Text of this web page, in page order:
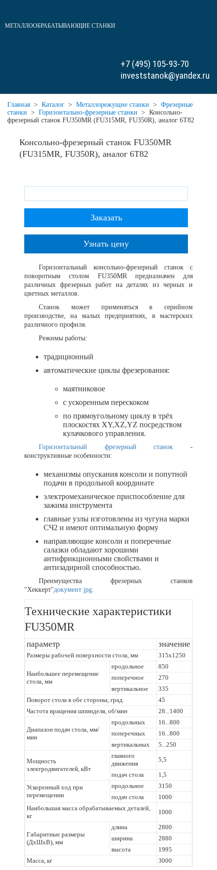
МЕТАЛЛООБРАБАТЫВАЮЩИЕ СТАНКИ
+7 (495) 105-93-70
investstanok@yandex.ru
Главная > Каталог > Металлорежущие станки > Фрезерные
станки > Горизонтально-фрезерные станки > Консольно-
фрезерный станок FU350MR (FU315MR, FU350R), аналог 6Т82
Консольно-фрезерный станок FU350MR
(FU315MR, FU350R), аналог 6Т82
Заказать
Узнать цену
Горизонтальный консольно-фрезерный станок с
поворотным столом FU350MR предназначен для
различных фрезерных работ на деталях из черных и
цветных металлов.
Станок может применяться в серийном
производстве, на малых предприятиях, в мастерских
различного профиля.
Режимы работы:
традиционный
автоматические циклы фрезерования:
маятниковое
с ускоренным перескоком
по прямоугольному циклу в трёх
плоскостях XY,XZ,YZ посредством
кулачкового управления.
Горизонтальный фрезерный станок -
конструктивные особенности:
механизмы опускания консоли и попутной
подачи в продольной координате
электромеханическое приспособление для
зажима инструмента
главные узлы изготовлены из чугуна марки
СЧ2 и имеют оптимальную форму
направляющие консоли и поперечные
салазки обладают хорошими
антифрикционными свойствами и
антизадирной способностью.
Преимущества фрезерных станков
"Хеккерт"документ jpg.
Технические характеристики
FU350MR
параметр значение
Размеры рабочей поверхности стола, мм 315х1250
Наибольшее перемещение
стола, мм
продольное
850
поперечное
270
вертикальное
335
Поворот стола в обе стороны, град.
45
Частота вращения шпинделя, об/мин
28...1400
Диапазон подач стола, мм/
мин
продольных
16...800
поперечных
16...800
вертикальных
5...250
Мощность
электродвигателей, кВт
главного
движения
5,5
подач стола
1,5
Ускоренный ход при
перемещении
продольное
3150
подач стола
1000
Наибольшая масса обрабатываемых деталей,
кг
1000
Габаритные размеры
(ДхШхВ), мм
длина
2800
ширина
2880
высота
1995
Масса, кг
3000